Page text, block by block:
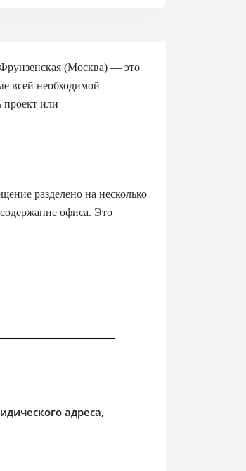
(Москва) — это
всей необходимой
проект или
разделено на несколько
офиса. Это
адреса,